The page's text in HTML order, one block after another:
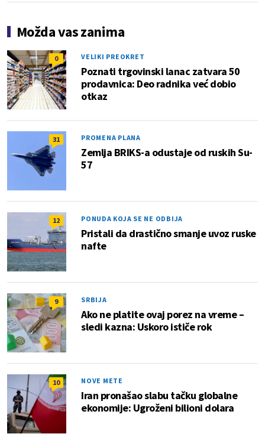
Možda vas zanima
0 VELIKI PREOKRET
Poznati trgovinski lanac zatvara 50
prodavnica: Deo radnika već dobio
otkaz
31 PROMENA PLANA
Zemlja BRIKS-a odustaje od ruskih Su-
57
12 PONUDA KOJA SE NE ODBIJA
Pristali da drastično smanje uvoz ruske
nafte
9 SRBIJA
Ako ne platite ovaj porez na vreme –
sledi kazna: Uskoro ističe rok
10 NOVE METE
Iran pronašao slabu tačku globalne
ekonomije: Ugroženi bilioni dolara